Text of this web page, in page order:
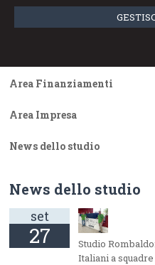
Area Finanziamenti
Area Impresa
News dello studio
News dello studio
set
27
Studio
Italiani a